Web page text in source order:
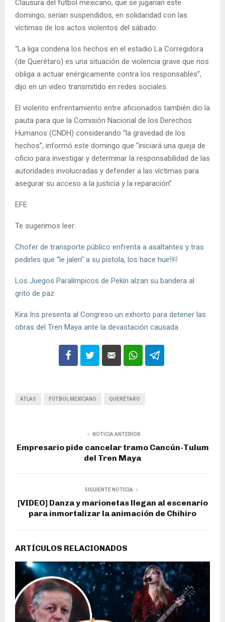
Clausura del fútbol mexicano, que se jugarían este
domingo, serían suspendidos, en solidaridad con las
víctimas de los actos violentos del sábado.
“La liga condena los hechos en el estadio La Corregidora
(de Querétaro) es una situación de violencia grave que nos
obliga a actuar enérgicamente contra los responsables”,
dijo en un video transmitido en redes sociales.
El violento enfrentamiento entre aficionados también dio la
pauta para que la Comisión Nacional de los Derechos
Humanos (CNDH) considerando “la gravedad de los
hechos”, informó este domingo que “iniciará una queja de
oficio para investigar y determinar la responsabilidad de las
autoridades involucradas y defender a las víctimas para
asegurar su acceso a la justicia y la reparación”.
EFE
Te sugerimos leer:
Chofer de transporte público enfrenta a asaltantes y tras
pedirles que “le jalen” a su pistola, los hace huir￼
Los Juegos Paralímpicos de Pekín alzan su bandera al
grito de paz
Kira Iris presenta al Congreso un exhorto para detener las
obras del Tren Maya ante la devastación causada
ATLAS FÚTBOL MEXICANO QUERÉTARO
NOTICIA ANTERIOR
Empresario pide cancelar tramo Cancún-Tulum
del Tren Maya
SIGUIENTE NOTICIA
[VIDEO] Danza y marionetas llegan al escenario
para inmortalizar la animación de Chihiro
ARTÍCULOS RELACIONADOS